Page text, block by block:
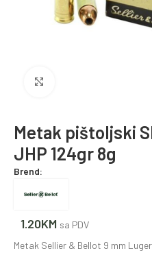
Metak pištoljski
JHP 124gr 8g
Brend:
1.20KM sa PDV
Metak Sellier & Bellot 9 mm